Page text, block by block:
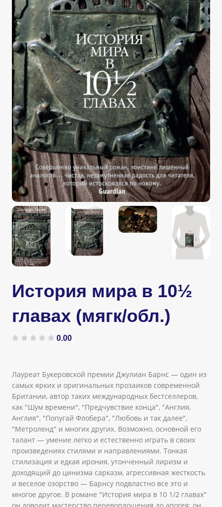
История мира в 10½
главах (мягк/обл.)
0.00
Лауреат Букеровской премии Джулиан Барнс — один из
самых ярких и оригинальных прозаиков современной
Британии, автор таких международных бестселлеров,
как "Шум времени", "Предчувствие конца", "Англия,
Англия", "Попугай Флобера", "Любовь и так далее",
"Метроленд" и многих других. Возможно, основной его
талант — умение легко и естественно играть в своих
произведениях стилями и направлениями. Тонкая
стилизация и едкая ирония, утонченный лиризм и
доходящий до цинизма сарказм, агрессивная жесткость
и веселое озорство — Барнсу подвластно все это и
многое другое. В романе "История мира в 10 1/2 главах"